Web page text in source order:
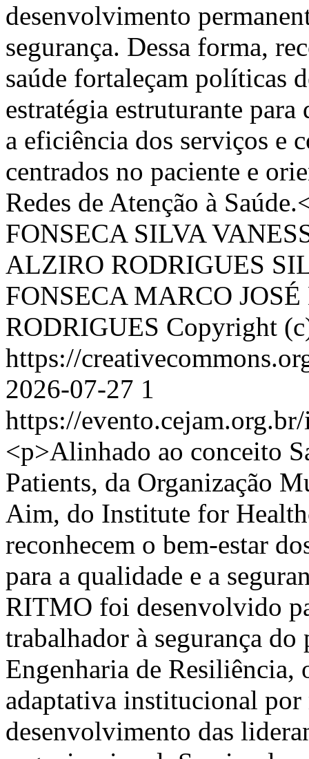
desenvolvimento
segurança. Dessa forma,
saúde fortaleçam políticas
estratégia estruturante
a eficiência dos serviços e
centrados no paciente e
Redes de Atenção à
FONSECA SILVA
ALZIRO RODRIGUES
FONSECA MARCO
RODRIGUES Copyright
https://
2026-07-27 1
https://
<p>Alinhado ao conceito
Patients, da Organização
Aim, do Institute for
reconhecem o bem-estar
para a qualidade e a
RITMO foi desenvolvido
trabalhador à segurança
Engenharia de Resiliência,
adaptativa institucional por
desenvolvimento das